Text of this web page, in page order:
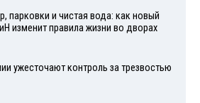
парковки и чистая вода: как новый
изменит правила жизни во дворах
ужесточают контроль за трезвостью